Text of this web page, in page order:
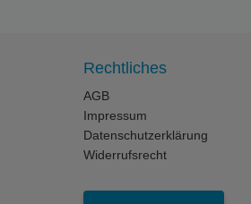
Rechtliches
AGB
Impressum
Datenschutzerklärung
Widerrufsrecht